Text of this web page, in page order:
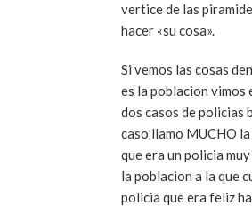
vertice de las
hacer «su cosa».
Si vemos las cosas
es la poblacion vimos
dos casos de policias
caso llamo MUCHO
que era un policia
la poblacion a la que
policia que era feliz